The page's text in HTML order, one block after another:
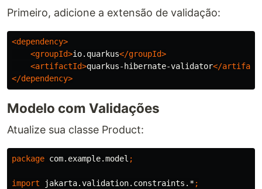
Primeiro, adicione a extensão de validação:
<dependency>
<groupId>io.quarkus</groupId>
<artifactId>quarkus-hibernate-validator</
</dependency>
Modelo com Validações
Atualize sua classe Product:
package com.example.model ;
import jakarta.validation.constraints.*;